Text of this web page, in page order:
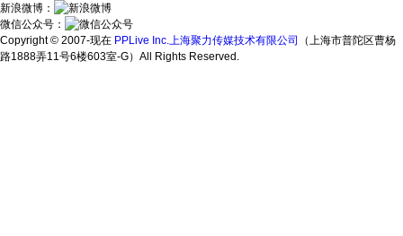
新浪微博：
微信公众号：
Copyright © 2007-现在 PPLive Inc.上海聚力传媒技术有限公司
（上海市普陀区曹杨
路1888弄11号6楼603室-G）All Rights Reserved.